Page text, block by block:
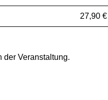
27,90 €
der Veranstaltung.